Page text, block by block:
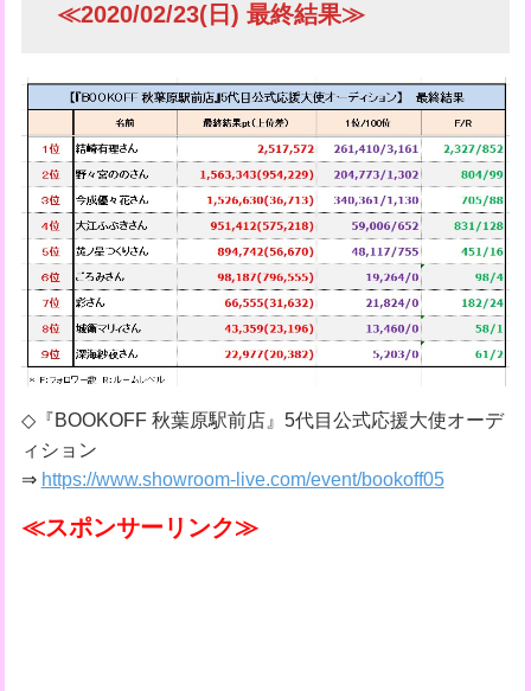
≪2020/02/23(日) 最終結果≫
◇『BOOKOFF 秋葉原駅前店』5代目公式応援大使オーデ
ィション
⇒ https://www.showroom-live.com/event/bookoff05
≪スポンサーリンク≫